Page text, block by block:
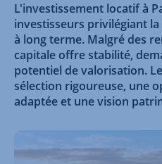
L'investissement locatif à
investisseurs privilégiant
à long terme. Malgré des
capitale offre stabilité,
potentiel de valorisation.
sélection rigoureuse, une
adaptée et une vision